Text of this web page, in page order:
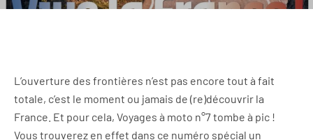
L’ouverture des frontières n’est pas encore tout à fait
totale, c’est le moment ou jamais de (re)découvrir la
France. Et pour cela, Voyages à moto n°7 tombe à pic !
Vous trouverez en effet dans ce numéro spécial un